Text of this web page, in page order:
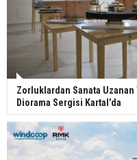
Zorluklardan Sanata
Diorama Sergisi Kartal’da